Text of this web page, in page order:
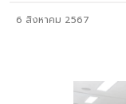
6 สิงหาคม 2567